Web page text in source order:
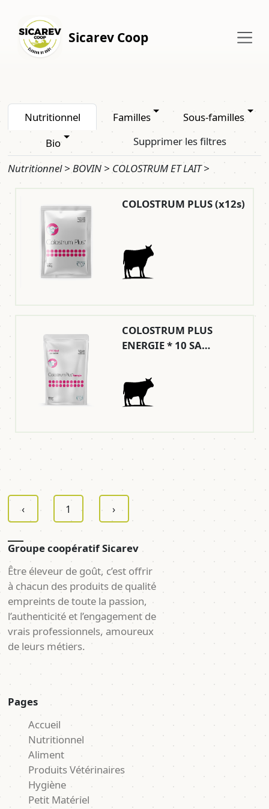
Sicarev Coop
Nutritionnel Familles
Sous-familles
Bio
Supprimer les filtres
Nutritionnel > BOVIN > COLOSTRUM ET LAIT >
COLOSTRUM PLUS (x12s)
COLOSTRUM PLUS
ENERGIE * 10 SA…
‹ 1 ›
Groupe coopératif Sicarev
Être éleveur de goût, c’est offrir
à chacun des produits de qualité
empreints de toute la passion,
l’authenticité et l’engagement de
vrais professionnels, amoureux
de leurs métiers.
Pages
Accueil
Nutritionnel
Aliment
Produits Vétérinaires
Hygiène
Petit Matériel